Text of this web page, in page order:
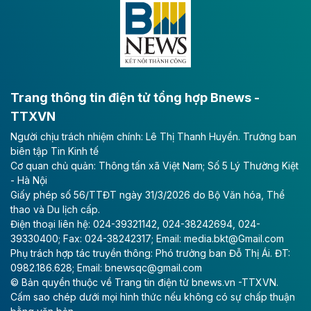
lực phát triển kinh tế - xã hội khu vực phía Nam đồng
Long Thành
Tổng công ty Cảng hàng không Việt Nam - CTCP
(ACV) vừa lập kỷ lục mới về lợi nhuận trong quý
II/2026.
Theo baodautu.vn
Vinaconex lập đỉnh doanh thu
Tổng CTCP Xuất nhập khẩu và Xây dựng Việt Nam
(Vinaconex) đã khép lại nửa đầu năm với doanh thu
thuần gần 7.268 tỷ đồng, tăng 4% so với cùng kỳ và
cũng là mức cao nhất lịch sử hoạt động của doanh
nghiệp.
Trang thông tin điện tử tổng hợp Bnews -
TTXVN
Người chịu trách nhiệm chính: Lê Thị Thanh Huyền. Trưởng ban
biên tập Tin Kinh tế
Cơ quan chủ quản: Thông tấn xã Việt Nam; Số 5 Lý Thường Kiệt
- Hà Nội
Giấy phép số 56/TTĐT ngày 31/3/2026 do Bộ Văn hóa, Thể
thao và Du lịch cấp.
Điện thoại liên hệ: 024-39321142, 024-38242694, 024-
39330400; Fax: 024-38242317; Email: media.bkt@Gmail.com
Phụ trách hợp tác truyền thông: Phó trưởng ban Đỗ Thị Ái. ĐT:
0982.186.628; Email: bnewsqc@gmail.com
© Bản quyền thuộc về Trang tin điện tử bnews.vn -TTXVN.
Cấm sao chép dưới mọi hình thức nếu không có sự chấp thuận